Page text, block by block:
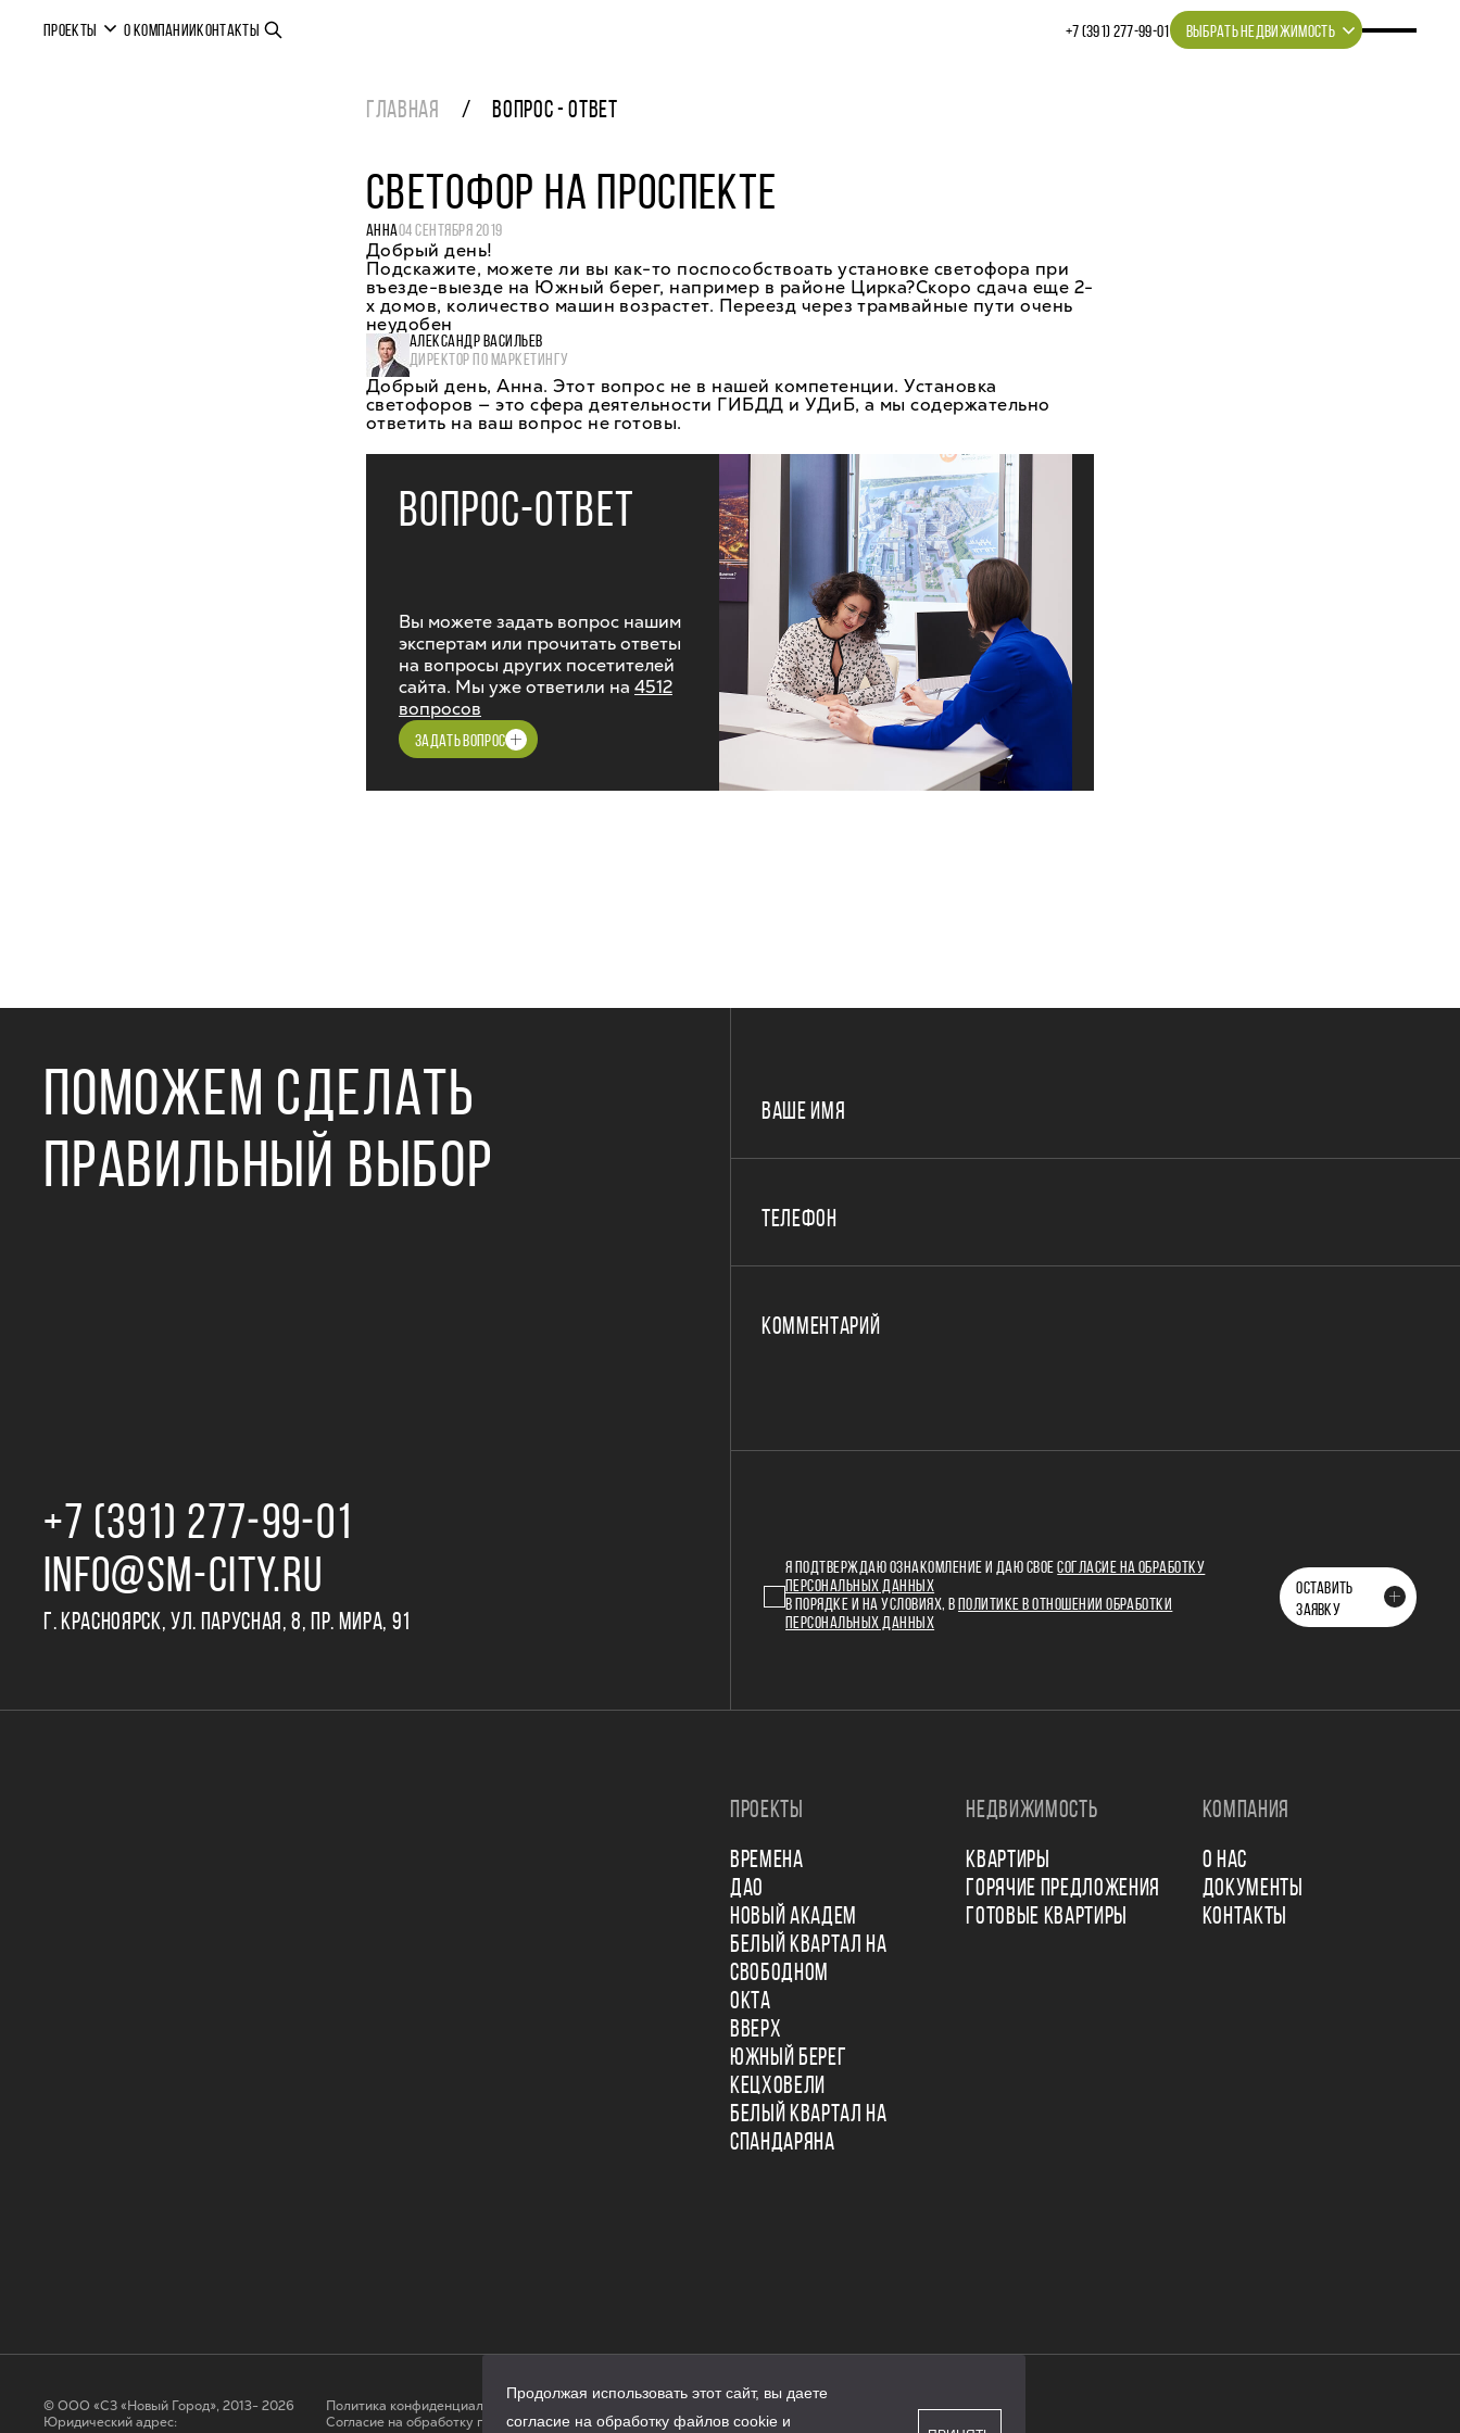
ПРОЕКТЫ О КОМПАНИИКОНТАКТЫ +7 (391) 277‒99‒01 ВЫБРАТЬ НЕДВИЖИМОСТЬ
ГЛАВНАЯ ВОПРОС - ОТВЕТ
СВЕТОФОР НА ПРОСПЕКТЕ
АННА04 СЕНТЯБРЯ 2019
Добрый день!
Подскажите, можете ли вы как-то поспособствоать установке светофора при
въезде-выезде на Южный берег, например в районе Цирка?Скоро сдача еще 2-
х домов, количество машин возрастет. Переезд через трамвайные пути очень
неудобен
АЛЕКСАНДР ВАСИЛЬЕВ
ДИРЕКТОР ПО МАРКЕТИНГУ
Добрый день, Анна. Этот вопрос не в нашей компетенции. Установка
светофоров — это сфера деятельности ГИБДД и УДиБ, а мы содержательно
ответить на ваш вопрос не готовы.
ВОПРОС-ОТВЕТ
Вы можете задать вопрос нашим
экспертам или прочитать ответы
на вопросы других посетителей
сайта. Мы уже ответили на 4512
вопросов
ЗАДАТЬ ВОПРОС
ПОМОЖЕМ СДЕЛАТЬ
ПРАВИЛЬНЫЙ ВЫБОР
+7 (391) 277‒99‒01
INFO@SM-CITY.RU
Г. КРАСНОЯРСК, УЛ. ПАРУСНАЯ, 8, ПР. МИРА, 91
ВАШЕ ИМЯ
ТЕЛЕФОН
КОММЕНТАРИЙ
Я ПОДТВЕРЖДАЮ ОЗНАКОМЛЕНИЕ И ДАЮ СВОЕСОГЛАСИЕ НА ОБРАБОТКУ
ПЕРСОНАЛЬНЫХ ДАННЫХ
В ПОРЯДКЕ И НА УСЛОВИЯХ, В
ПОЛИТИКЕ В ОТНОШЕНИИ ОБРАБОТКИ
ПЕРСОНАЛЬНЫХ ДАННЫХ
ОСТАВИТЬ
ЗАЯВКУ
ПРОЕКТЫ
ВРЕМЕНА
ДАО
НОВЫЙ АКАДЕМ
БЕЛЫЙ КВАРТАЛ НА
СВОБОДНОМ
ОКТА
ВВЕРХ
ЮЖНЫЙ БЕРЕГ
КЕЦХОВЕЛИ
БЕЛЫЙ КВАРТАЛ НА
СПАНДАРЯНА
НЕДВИЖИМОСТЬ
КВАРТИРЫ
ГОРЯЧИЕ ПРЕДЛОЖЕНИЯ
ГОТОВЫЕ КВАРТИРЫ
КОМПАНИЯ
О НАС
ДОКУМЕНТЫ
КОНТАКТЫ
© ООО «СЗ «Новый Город», 2013- 2026
Юридический адрес:
Политика конфиденциальности
Согласие на обработку персональных данных
Продолжая использовать этот сайт, вы даете
согласие на обработку файлов cookie и